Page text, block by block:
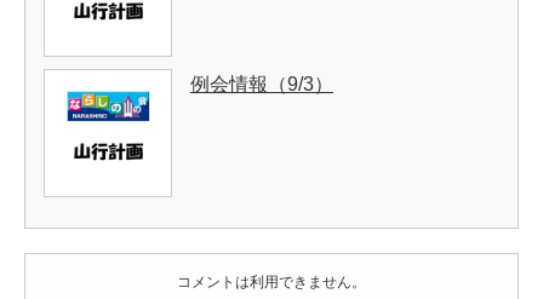
例会情報（9/3）
コメントは利用できません。